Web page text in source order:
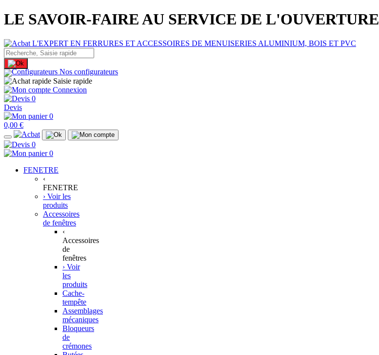
LE SAVOIR-FAIRE AU SERVICE DE L'OUVERTURE
Nos configurateurs
Saisie rapide
Connexion
0
Devis
0
0,00 €
0
0
FENETRE
‹
FENETRE
› Voir les
produits
Accessoires
de fenêtres
‹
Accessoires
de
fenêtres
› Voir
les
produits
Cache-
tempête
Assemblages
mécaniques
Bloqueurs
de
crémones